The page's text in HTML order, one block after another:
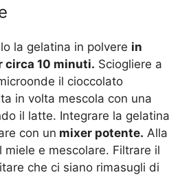
la gelatina in polvere in
circa 10 minuti. Sciogliere a
il cioccolato
in volta mescola con una
il latte. Integrare la gelatina
con un mixer potente. Alla
miele e mescolare. Filtrare il
che ci siano rimasugli di